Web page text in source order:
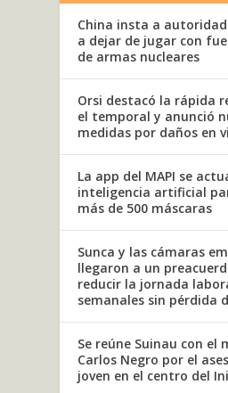
China insta a
a dejar de jugar con
de armas nucleares
Orsi destacó la rápida
el temporal y anunció
medidas por daños en
La app del MAPI se
inteligencia artificial
más de 500 máscaras
Sunca y las cámaras
llegaron a un
reducir la jornada
semanales sin pérdida
Se reúne Suinau con el
Carlos Negro por el
joven en el centro del